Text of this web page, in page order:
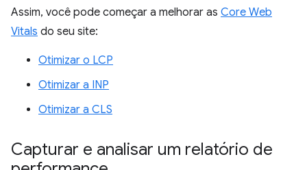
Assim, você pode começar a melhorar as Core Web
Vitals do seu site:
Otimizar o LCP
Otimizar a INP
Otimizar a CLS
Capturar e analisar um relatório de